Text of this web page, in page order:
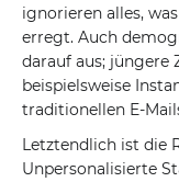
ignorieren alles,
erregt. Auch
darauf aus; jüngere
beispielsweise
traditionellen E-
Letztendlich ist die
Unpersonalisierte